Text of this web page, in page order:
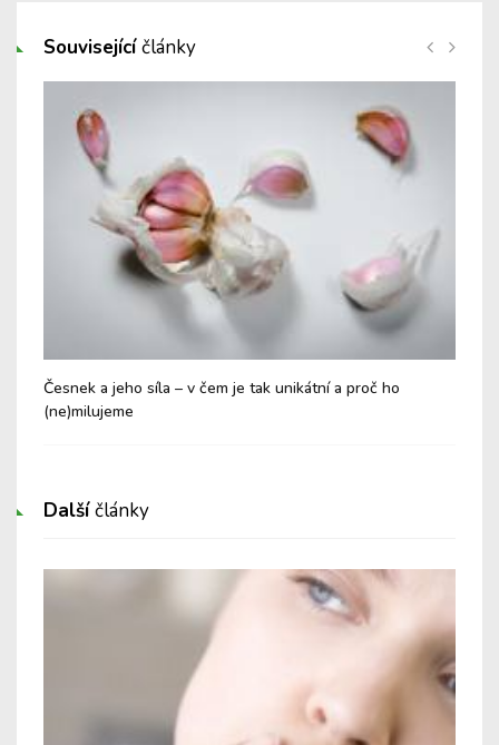
Souvisejícíčlánky
Česnek a jeho síla – v čem je tak unikátní a proč ho
(ne)milujeme
Dalšíčlánky